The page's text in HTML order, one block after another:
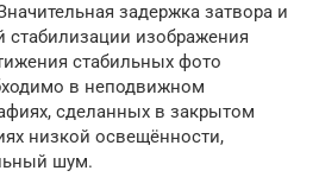
задержка затвора и
стабилизации изображения
стабильных фото
в неподвижном
сделанных в закрытом
низкой освещённости,
шум.